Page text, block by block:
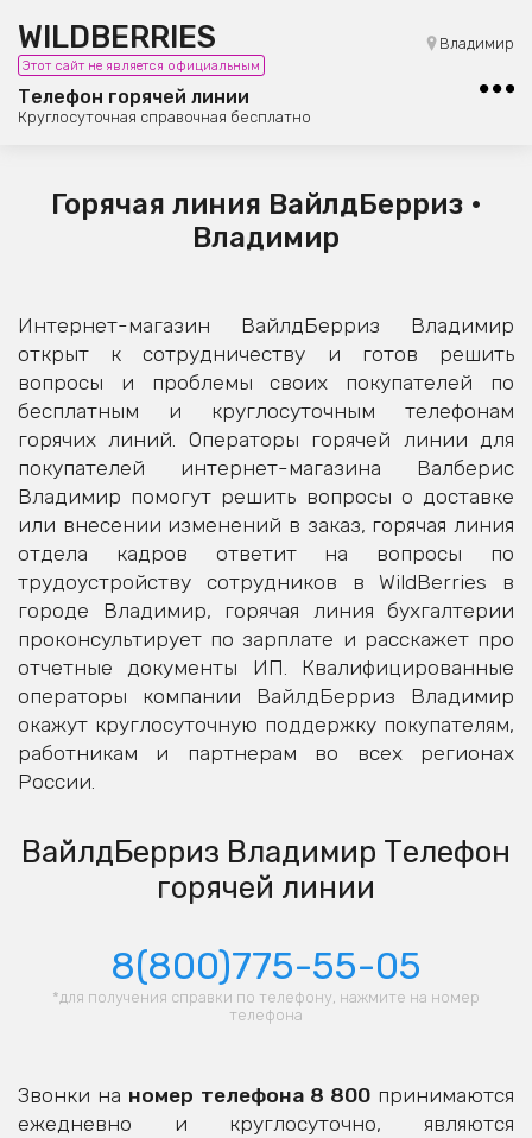
WILDBERRIES
Этот сайт не является официальным
Телефон горячей линии
Круглосуточная справочная бесплатно
Владимир
8 (800) 101-42-23
Бесплатная юридическая консультация
Горячая линия ВайлдБерриз •
Владимир
Интернет-магазин ВайлдБерриз Владимир
открыт к сотрудничеству и готов решить
вопросы и проблемы своих покупателей по
бесплатным и круглосуточным телефонам
горячих линий. Операторы горячей линии для
покупателей интернет-магазина Валберис
Владимир помогут решить вопросы о доставке
или внесении изменений в заказ, горячая линия
отдела кадров ответит на вопросы по
трудоустройству сотрудников в WildBerries в
городе Владимир, горячая линия бухгалтерии
проконсультирует по зарплате и расскажет про
отчетные документы ИП. Квалифицированные
операторы компании ВайлдБерриз Владимир
окажут круглосуточную поддержку покупателям,
работникам и партнерам во всех регионах
России.
ВайлдБерриз Владимир Телефон
горячей линии
8(800)775-55-05
*для получения справки по телефону, нажмите на номер
телефона
Звонки на номер телефона 8 800принимаются
ежедневно и круглосуточно, являются